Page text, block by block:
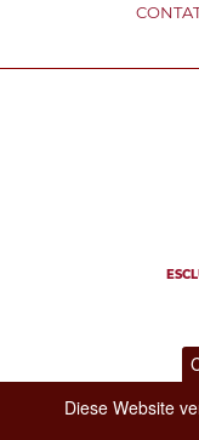
Diese Website